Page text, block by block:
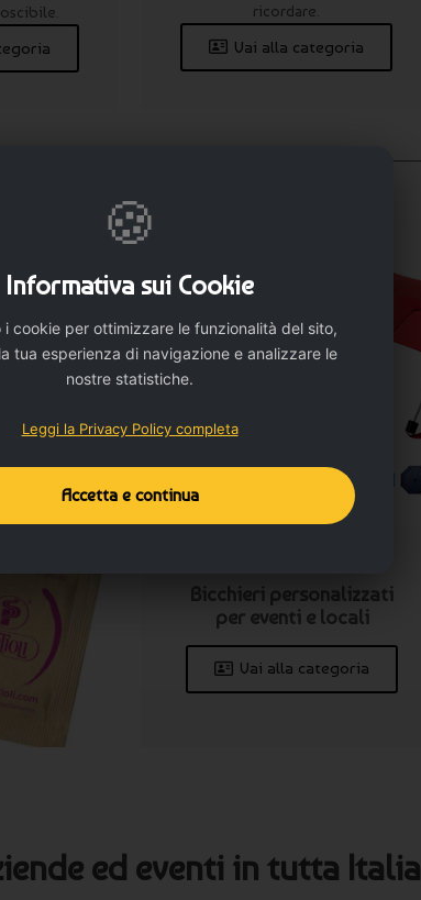
ricordare.
Vai alla categoria
personalizzati più richiesti
personalizzati
per packaging e
promozione
Vai alla
Bicchieri personalizzati
per eventi e locali
Vai alla categoria
ed eventi in tutta Italia
🍪
Informativa sui Cookie
i cookie per ottimizzare le funzionalità del sito,
tua esperienza di navigazione e analizzare le
nostre statistiche.
Leggi la Privacy Policy completa
Accetta e continua